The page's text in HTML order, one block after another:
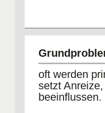
oft werden
setzt
beeinflussen.